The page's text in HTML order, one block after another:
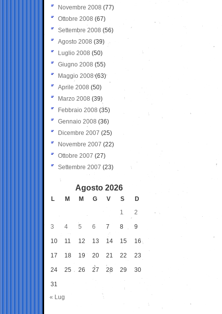
Novembre 2008 (77)
Ottobre 2008 (67)
Settembre 2008 (56)
Agosto 2008 (39)
Luglio 2008 (50)
Giugno 2008 (55)
Maggio 2008(63)
Aprile 2008 (50)
Marzo 2008 (39)
Febbraio 2008 (35)
Gennaio 2008 (36)
Dicembre 2007 (25)
Novembre 2007 (22)
Ottobre 2007 (27)
Settembre 2007 (23)
Agosto 2026
L M M G V S
D
1
2
3 4 5 6 7 8 9
10 11 12 13 14 15 16
17 18 19 20 21 22 23
24 25 26 27 28 29 30
31
« Lug